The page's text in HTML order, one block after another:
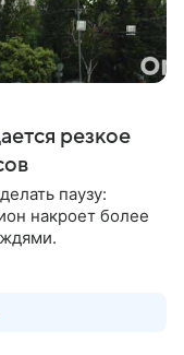
резкое
паузу:
накроет более